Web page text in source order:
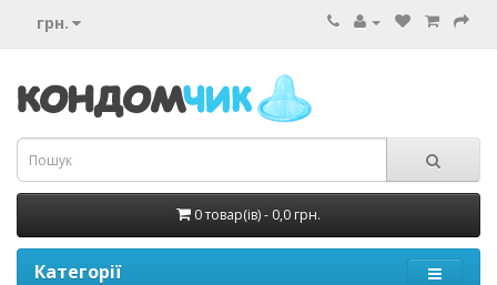
грн.
0 товар(ів) - 0,0 грн.
Категорії